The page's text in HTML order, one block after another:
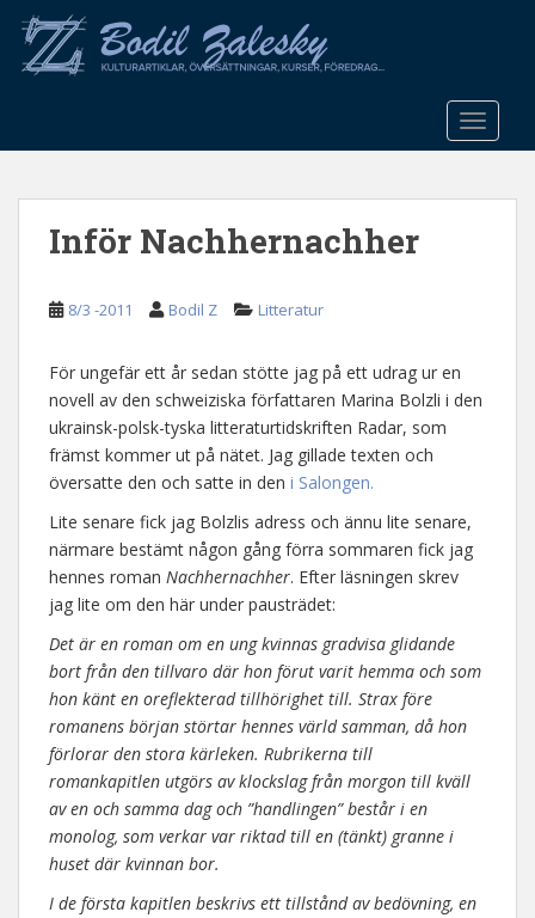
o
Inför Nachhernachher
8/3 -2011 Bodil Z Litteratur
För ungefär ett år sedan stötte jag på ett udrag ur en
novell av den schweiziska författaren Marina Bolzli i den
ukrainsk-polsk-tyska litteraturtidskriften Radar, som
främst kommer ut på nätet. Jag gillade texten och
översatte den och satte in den i Salongen.
Lite senare fick jag Bolzlis adress och ännu lite senare,
närmare bestämt någon gång förra sommaren fick jag
hennes roman Nachhernachher. Efter läsningen skrev
jag lite om den här under pausträdet:
Det är en roman om en ung kvinnas gradvisa glidande
bort från den tillvaro där hon förut varit hemma och som
hon känt en oreflekterad tillhörighet till. Strax före
romanens början störtar hennes värld samman, då hon
förlorar den stora kärleken. Rubrikerna till
romankapitlen utgörs av klockslag från morgon till kväll
av en och samma dag och ”handlingen” består i en
monolog, som verkar var riktad till en (tänkt) granne i
huset där kvinnan bor.
I de första kapitlen beskrivs ett tillstånd av bedövning, en